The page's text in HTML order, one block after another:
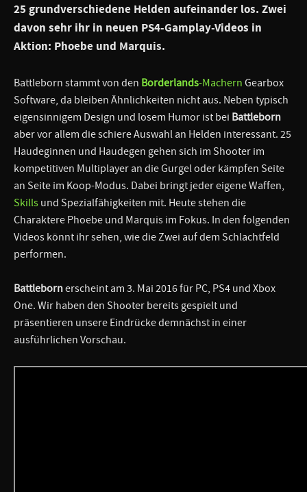
25 grundverschiedene Helden aufeinander los. Zwei
davon sehr ihr in neuen PS4-Gamplay-Videos in
Aktion: Phoebe und Marquis.
Battleborn stammt von den Borderlands-Machern Gearbox
Software, da bleiben Ähnlichkeiten nicht aus. Neben typisch
eigensinnigem Design und losem Humor ist bei Battleborn
aber vor allem die schiere Auswahl an Helden interessant. 25
Haudeginnen und Haudegen gehen sich im Shooter im
kompetitiven Multiplayer an die Gurgel oder kämpfen Seite
an Seite im Koop-Modus. Dabei bringt jeder eigene Waffen,
Skills und Spezialfähigkeiten mit. Heute stehen die
Charaktere Phoebe und Marquis im Fokus. In den folgenden
Videos könnt ihr sehen, wie die Zwei auf dem Schlachtfeld
performen.
Battlebornerscheint am 3. Mai 2016 für PC, PS4 und Xbox
One. Wir haben den Shooter bereits gespielt und
präsentieren unsere Eindrücke demnächst in einer
ausführlichen Vorschau.